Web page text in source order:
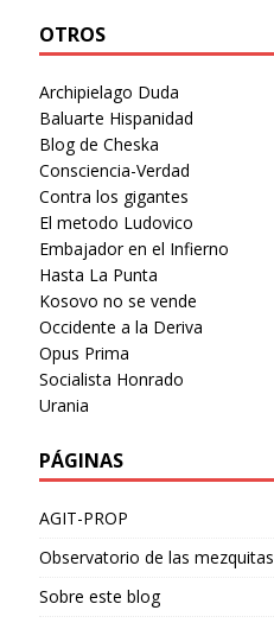
OTROS
Archipielago Duda
Baluarte Hispanidad
Blog de Cheska
Consciencia-Verdad
Contra los gigantes
El metodo Ludovico
Embajador en el Infierno
Hasta La Punta
Kosovo no se vende
Occidente a la Deriva
Opus Prima
Socialista Honrado
Urania
PÁGINAS
AGIT-PROP
Observatorio de las mezquitas
Sobre este blog